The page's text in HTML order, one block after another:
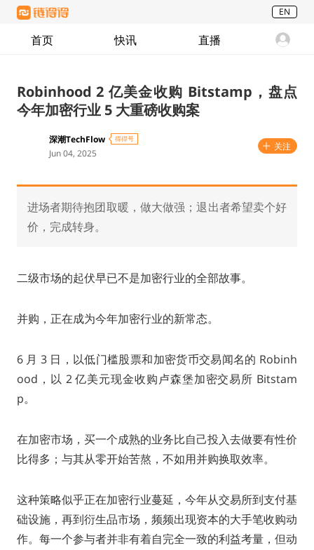
EN
首页 快讯 直播
Robinhood 2 亿美金收购 Bitstamp，盘点
今年加密行业 5 大重磅收购案
深潮TechFlow 得得号
Jun 04, 2025
关注
进场者期待抱团取暖，做大做强；退出者希望卖个好
价，完成转身。
二级市场的起伏早已不是加密行业的全部故事。
并购，正在成为今年加密行业的新常态。
6 月 3 日，以低门槛股票和加密货币交易闻名的 Robinh
ood，以 2 亿美元现金收购卢森堡加密交易所 Bitstam
p。
在加密市场，买一个成熟的业务比自己投入去做要有性价
比得多；与其从零开始苦熬，不如用并购换取效率。
这种策略似乎正在加密行业蔓延，今年从交易所到支付基
础设施，再到衍生品市场，频频出现资本的大手笔收购动
作。每一个参与者并非有着自完全一致的利益考量，但动